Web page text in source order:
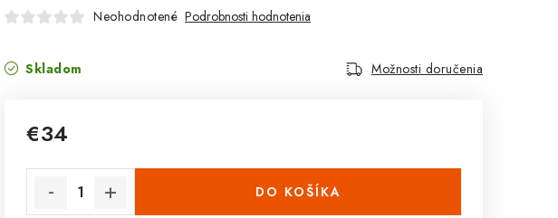
Neohodnotené Podrobnosti hodnotenia
Skladom Možnosti doručenia
€34
DO KOŠÍKA